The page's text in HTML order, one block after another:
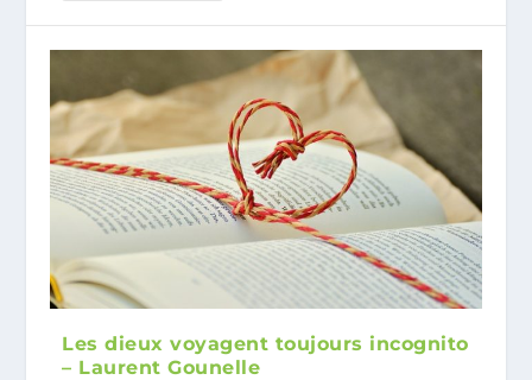
Les dieux voyagent toujours incognito
– Laurent Gounelle